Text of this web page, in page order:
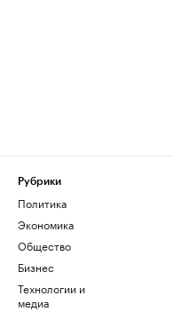
Рубрики
Политика
Экономика
Общество
Бизнес
Технологии и
медиа